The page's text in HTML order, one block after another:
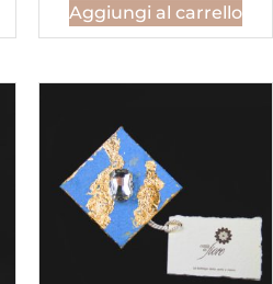
Aggiungi al carrello